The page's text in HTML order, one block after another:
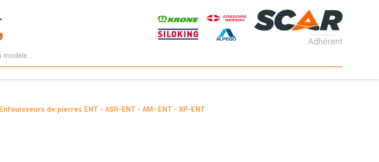
Adhérent
Enfouisseurs de pierres ENT - ASR-ENT - AM- ENT - XP-ENT